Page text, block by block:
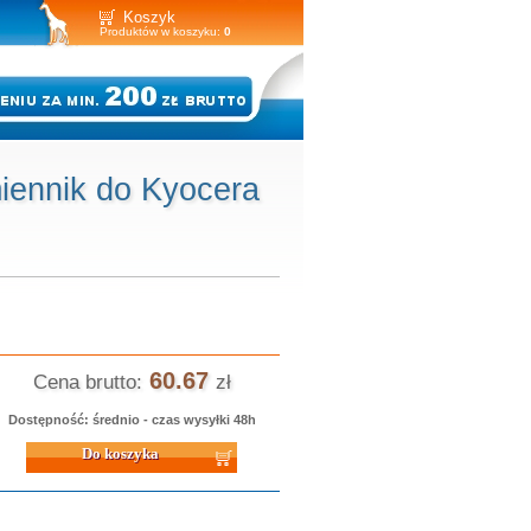
Koszyk
Produktów w koszyku: 0
do Kyocera
Cena brutto: 60.67 zł
Dostępność: średnio - czas wysyłki 48h
koszyka